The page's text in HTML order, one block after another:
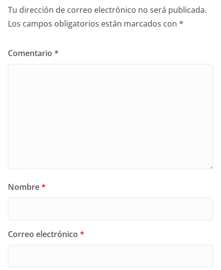
Tu dirección de correo electrónico no será publicada.
Los campos obligatorios están marcados con *
Comentario *
Nombre*
Correo electrónico *